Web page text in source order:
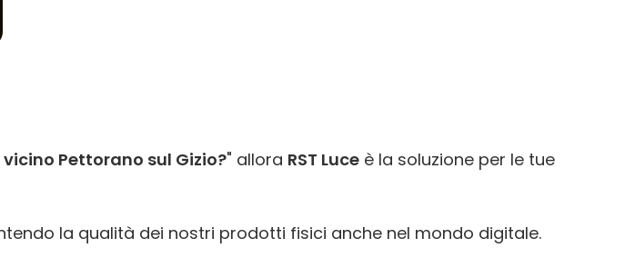
Pettorano sul Gizio?" allora RST Luce è la soluzione per le tue
la qualità dei nostri prodotti fisici anche nel mondo digitale.